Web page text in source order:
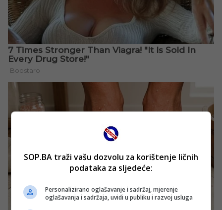
SOP.BA traži vašu dozvolu za korištenje ličnih
podataka za sljedeće:
Personalizirano oglašavanje i sadržaj, mjerenje
oglašavanja i sadržaja, uvidi u publiku i razvoj usluga